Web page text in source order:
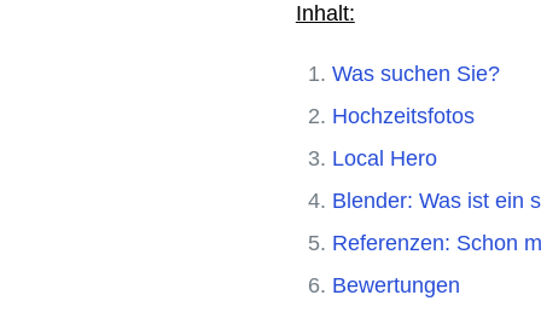
Inhalt:
Was suchen Sie?
Hochzeitsfotos
Local Hero
Blender: Was ist ein
Referenzen: Schon
Bewertungen